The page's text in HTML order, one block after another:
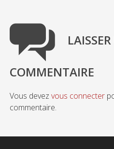
COMMENTAIRE
Vous devez vous connecter
commentaire.